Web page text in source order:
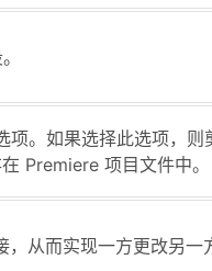
。如果选择此选项，则
Premiere 项目文件中。
从而实现一方更改另一